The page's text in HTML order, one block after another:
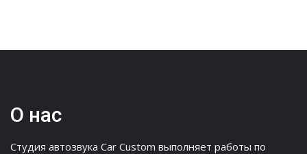
О нас
Студия автозвука Car Custom выполняет работы по